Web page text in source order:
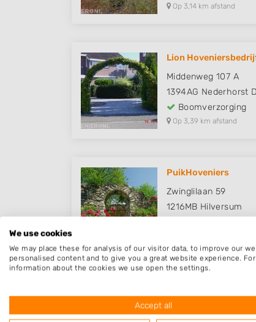
Op 3,14 km afstand
Lion
Middenweg 107 A
1394AG Nederhorst
Boomverzorging
Op 3,39 km afstand
PuikHoveniers
Zwinglilaan 59
1216MB Hilversum
We use cookies
We may place these for analysis of our visitor data, to improve our
personalised content and to give you a great website experience.
information about the cookies we use open the settings.
Accept all